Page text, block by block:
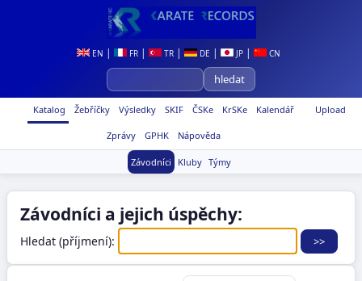
EN | FR | TR | DE | JP | CN
Upload
Katalog Žebříčky Výsledky SKIF ČSKe KrSKe Kalendář
Zprávy GPHK Nápověda
Závodníci Kluby Týmy
Závodníci a jejich úspěchy:
Hledat (příjmení):